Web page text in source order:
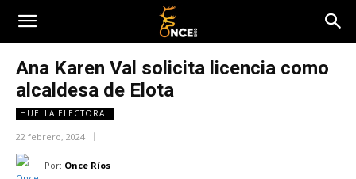
Ana Karen Val solicita licencia como
alcaldesa de Elota
HUELLA ELECTORAL
22 febrero, 2024
Por: Once Ríos